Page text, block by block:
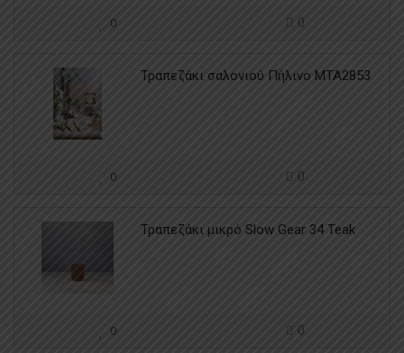
0 0
Τραπεζάκι σαλονιού Πήλινο MTA2853
0 0
Τραπεζάκι μικρό Slow Gear 34 Teak
0 0